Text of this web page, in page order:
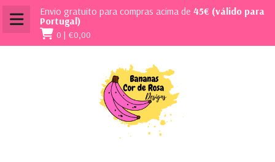
Envio gratuito para compras acima de 45€ (válido para
Portugal)
0 | €0,00